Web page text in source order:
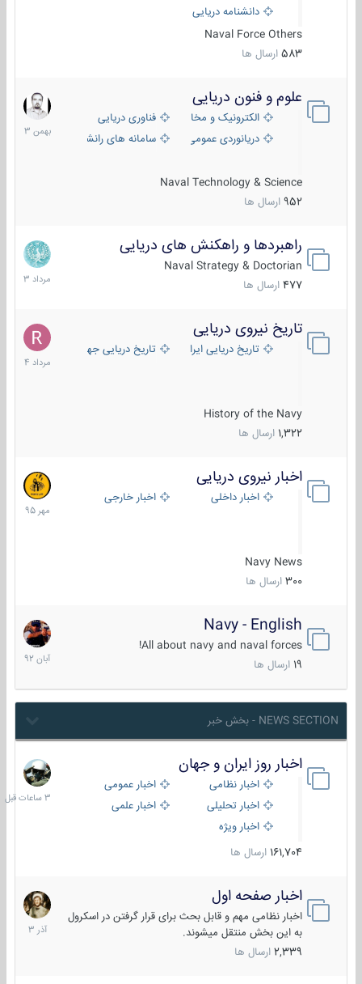
دانشنامه دریایی کپی
Naval Force Others
583 ارسال ها
علوم و فنون دریایی
الکترونیک و مخابرات دریاییفناوری دریایی
دریانوردی عمومی
سامانه های رانشی دریایی
Naval Technology & Science
952 ارسال ها
6
بهمن
1403
راهبردها و راهکنش های دریایی
Naval Strategy & Doctorian
477 ارسال ها
2
مرداد
1403
تاریخ نیروی دریایی
تاریخ دریایی ایران تاریخ دریایی جهان
History of the Navy
1,322 ارسال ها
16
مرداد
1404
اخبار نیروی دریایی
اخبار داخلی اخبار خارجی
Navy News
300 ارسال ها
27
مهر
1395
Navy - English
All about navy and naval forces!
ارسال ها
22
آبان
1392
NEWS SECTION - بخش خبر
اخبار روز ایران و جهان
اخبار نظامی
اخبار عمومی
اخبار تحلیلی
اخبار علمی
اخبار ویژه
161,704 ارسال ها
3
ساعات
قبل
اخبار صفحه اول
اخبار نظامی مهم و قابل بحث برای قرار گرفتن در اسکرول
به این بخش منتقل میشوند.
2,339 ارسال ها
7
آذر
1403